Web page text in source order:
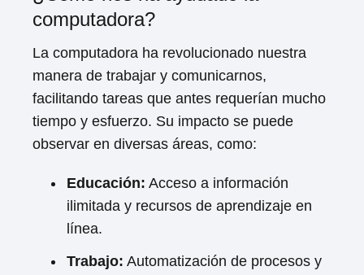
computadora?
La computadora ha revolucionado nuestra
manera de trabajar y comunicarnos,
facilitando tareas que antes requerían mucho
tiempo y esfuerzo. Su impacto se puede
observar en diversas áreas, como:
Educación: Acceso a información
ilimitada y recursos de aprendizaje en
línea.
Trabajo: Automatización de procesos y